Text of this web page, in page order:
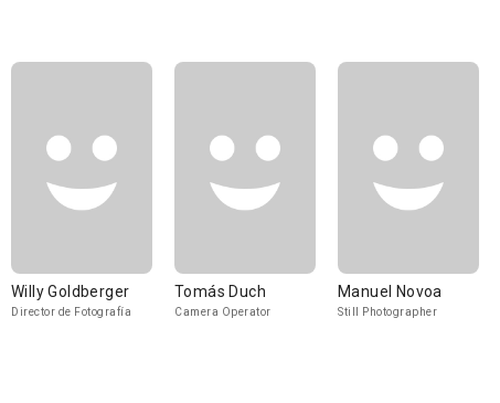
Willy Goldberger
Director de Fotografía
Tomás Duch
Camera Operator
Manuel Novoa
Still Photographer